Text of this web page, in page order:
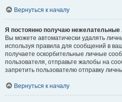
Вернуться к началу
Я постоянно получаю
Вы можете автоматически удалять
используя правила для сообщений в
получаете оскорбительные личные
пользователя, отправьте жалобы на
запретить пользователю отправку
Вернуться к началу